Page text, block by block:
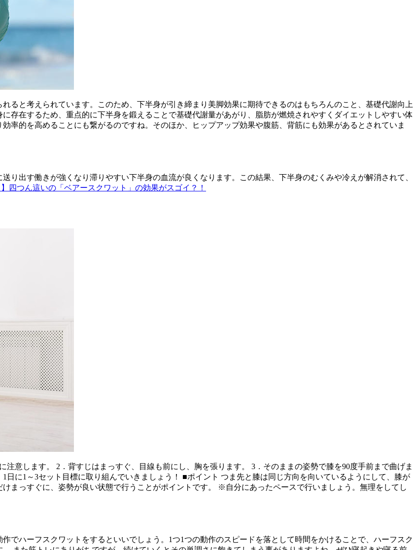
ると考えられています。このため、下半身が引き締まり美脚効果に期待できるのはもちろんのこと、基礎代謝向上
存在するため、重点的に下半身を鍛えることで基礎代謝量があがり、脂肪が燃焼されやすくダイエットしやすい体
率的を高めることにも繋がるのですね。そのほか、ヒップアップ効果や腹筋、背筋にも効果があるとされていま
り出す働きが強くなり滞りやすい下半身の血流が良くなります。この結果、下半身のむくみや冷えが解消されて、
四つん這いの「ベアースクワット」の効果がスゴイ？！
意します。 2．背すじはまっすぐ、目線も前にし、胸を張ります。 3．そのままの姿勢で膝を90度手前まで曲げま
日に1～3セット目標に取り組んでいきましょう！ ■ポイント つま先と膝は同じ方向を向いているようにして、膝が
まっすぐに、姿勢が良い状態で行うことがポイントです。 ※自分にあったペースで行いましょう。無理をしてし
でハーフスクワットをするといいでしょう。1つ1つの動作のスピードを落として時間をかけることで、ハーフスク